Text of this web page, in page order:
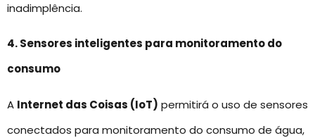
inadimplência.
4. Sensores inteligentes para monitoramento do
consumo
A Internet das Coisas (IoT) permitirá o uso de sensores
conectados para monitoramento do consumo de água,